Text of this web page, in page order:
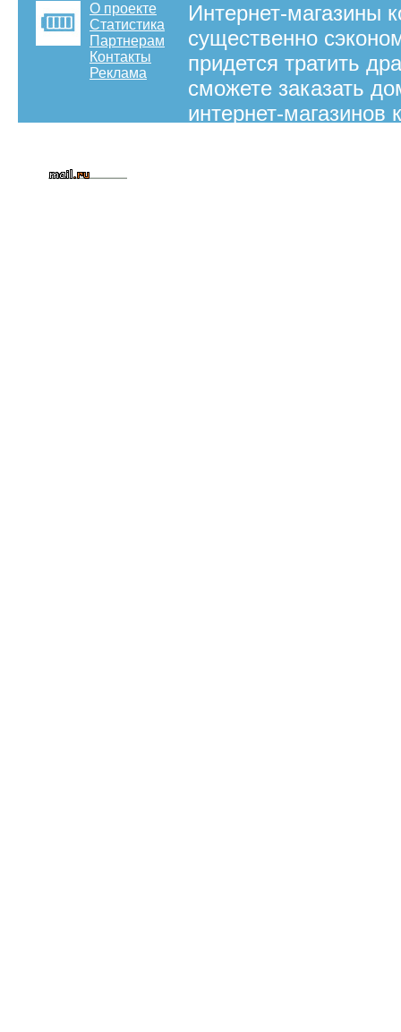
О проекте
Статистика
Партнерам
Контакты
Реклама
Интернет-магазины
существенно
придется тратить
сможете заказать
интернет-магазинов